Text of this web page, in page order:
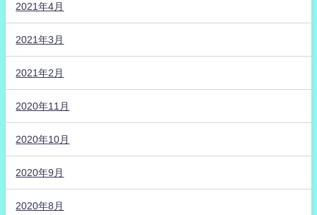
2021年4月
2021年3月
2021年2月
2020年11月
2020年10月
2020年9月
2020年8月